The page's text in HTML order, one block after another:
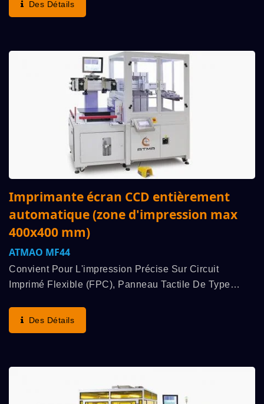
Des Détails
Imprimante écran CCD entièrement
automatique (zone d'impression max
400x400 mm)
ATMAO MF44
Convient Pour L'impression Précise Sur Circuit
Imprimé Flexible (FPC), Panneau Tactile De Type
Testeur De Glycémie, Panneau EL, Etc.
Caractéristique...
Des Détails